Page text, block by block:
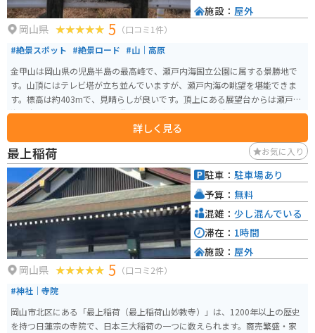
岡山県 5 （口コミ1件）
#絶景スポット #絶景ロード #山｜高原
金甲山は岡山県の児島半島の最高峰で、瀬戸内海国立公園に属する景勝地で
す。山頂にはテレビ塔が立ち並んでいますが、瀬戸内海の眺望を堪能できま
す。標高は約403mで、見晴らしが良いです。頂上にある展望台からは瀬戸内
海の島々だけでなく、岡山市街地などを望めます。展望台へ行く道路は傷ん
でいて、展望台自体も寂れている印象がありますが、景色は絶景です。気象条
件がそろい、かなりの望遠レンズが必要で肉眼では見えないと思いますが、
あべのハルカスが見える本州最遠の場所との事です。
詳しく見る
施設： 屋外
最上稲荷 お気に入り
岡山県 5 （口コミ2件）
#神社｜寺院
岡山市北区にある「最上稲荷（最上稲荷山妙教寺）」は、1200年以上の歴史
を持つ日蓮宗の寺院で、日本三大稲荷の一つに数えられます。商売繁盛・家
駐車： 駐車場あり
予算： 無料
混雑： 少し混んでいる
滞在： 1時間
施設： 屋外